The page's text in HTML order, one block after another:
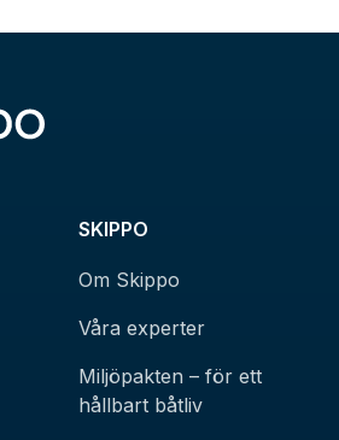
SKIPPO
Om Skippo
Våra experter
Miljöpakten – för ett
hållbart båtliv